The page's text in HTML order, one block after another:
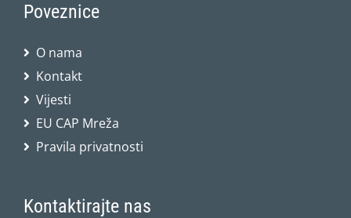
Poveznice
O nama
Kontakt
Vijesti
EU CAP Mreža
Pravila privatnosti
Kontaktirajte nas